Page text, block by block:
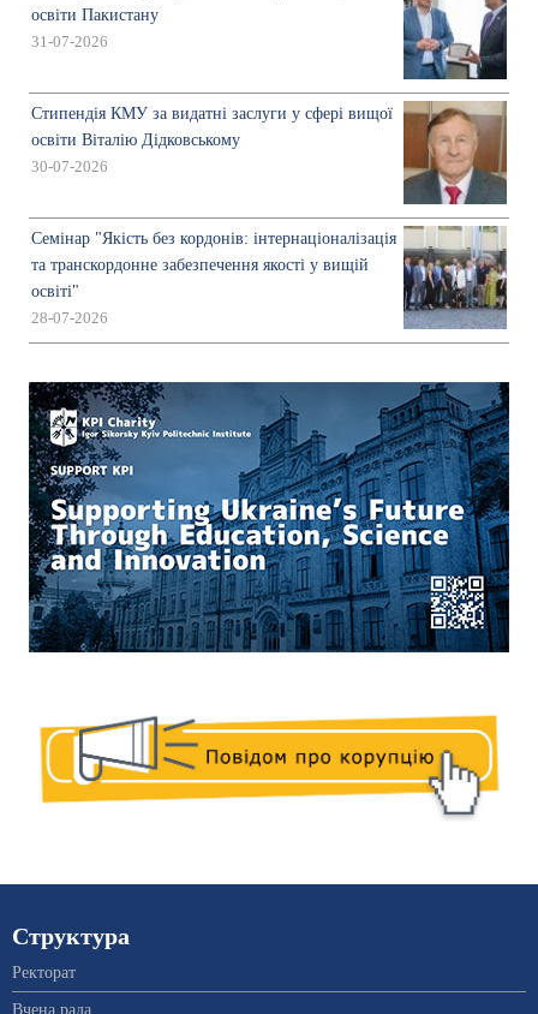
освіти Пакистану
31-07-2026
Стипендія КМУ за видатні заслуги у сфері вищої
освіти Віталію Дідковському
30-07-2026
Семінар "Якість без кордонів: інтернаціоналізація
та транскордонне забезпечення якості у вищій
освіті"
28-07-2026
Структура
Ректорат
Вчена рада